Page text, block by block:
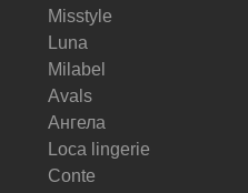
Misstyle
Luna
Milabel
Avals
Ангела
Loca lingerie
Conte